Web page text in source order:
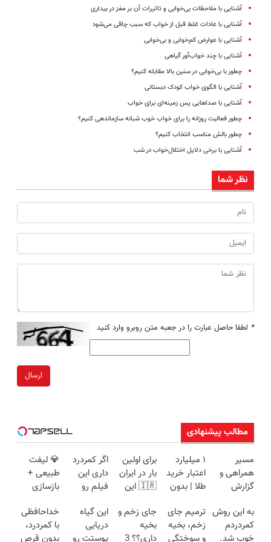
آشنایی با ملاحظات بی‌خوابی و تاثیرات آن بر مغز در بیداری
آشنایی با عادات غلط قبل از خواب که سبب چاقی می‌شود
آشنایی با عوارض کم‌خوابی و بی‌خوابی
آشنایی با چند خواب‌آور گیاهی
چطور با بی‌خوابی در سنین بالا مقابله کنیم؟
آشنایی با الگوی خواب کودک دبستانی‌
آشنایی با صداهایی پس زمینه‌ای برای خواب
چطور فعالیت‌ روزانه را برای خواب خوب شبانه سازماندهی کنیم؟
چطور بالش مناسب انتخاب کنیم؟
آشنایی با برخی دلایل اختلال‌خواب در شب
نظر شما
* لطفا حاصل عبارت را در جعبه متن روبرو وارد کنید
ارسال
مطالب پیشنهادی
مسیر
همراهی و
گزارش
گروه اسنپ
در ۱۴۰۴
۱ میلیارد
اعتبار خرید
طلا | بدون
چک
برای اولین
بار در ایران
🇮🇷 این
ترمیم کننده
23 روزه
اگر کمردرد
داری این
فیلم رو
◗پرسش‌نامه
رو پر کن◖
💎 لیفت
طبیعی +
بازسازی
کاهش
چین‌وچروک؛
به این روش
کمردردم
خوب شد.
ترمیم جای
زخم، بخیه
و سوختگی
جای زخم و
بخیه
داری؟؟ 3
این گیاه
دریایی
پوستت رو
خداحافظی
با کمردرد،
بدون قرص